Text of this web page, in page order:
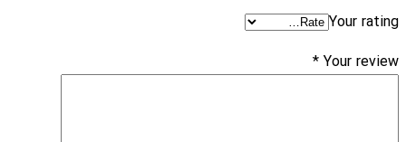
Your rating
Your review
*